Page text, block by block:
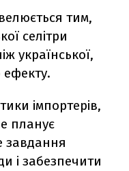
тим,
селітри
української,
імпортерів,
планує
завдання
і забезпечити